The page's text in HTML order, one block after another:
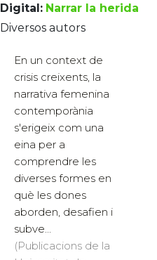
Digital: Narrar la herida
Diversos autors
En un context de
crisis creixents, la
narrativa femenina
contemporània
s'erigeix com una
eina per a
comprendre les
diverses formes en
què les dones
aborden, desafien i
subve...
(Publicacions de la